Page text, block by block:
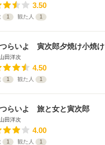
3.50
1 観た人 1
らいよ 寅次郎夕焼け小焼け
山田洋次
4.50
1 観た人 1
らいよ 旅と女と寅次郎
山田洋次
4.00
1 観た人 1